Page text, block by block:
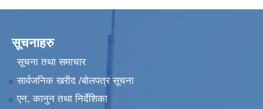
सूचनाहरु
सूचना तथा समाचार
सार्वजनिक खरीद /बोलपत्र सूचना
एन, कानुन तथा निर्देशिका